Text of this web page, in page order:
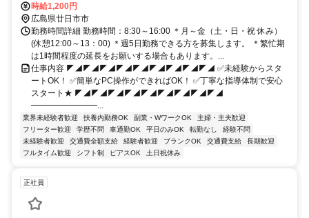
時給1,200円
広島県廿日市市
勤務時間詳細 勤務時間：8:30～16:00 ＊月～金（土・日・祝 休み）
(休憩12:00～13：00) ＊週5日勤務できる方を募集します。 ＊繁忙期
は1時間程度の延長をお願いする場合もあります。...
仕事内容 ◤◢◤◢◤◢◤◢◤◢◤◢◤◢◤◢◤◢ ✅未経験からスタ
ートOK！ ✅簡単なPC操作ができればOK！ ✅丁寧な指導体制で安心
スタート★ ◤◢◤◢◤◢◤◢◤◢◤◢◤◢◤◢◤◢
━━━━━━━━...
業界未経験者歓迎 扶養内勤務OK 副業・WワークOK
主婦・主夫歓迎
フリーター歓迎
学歴不問 車通勤OK 平日のみOK 転勤なし
経験不問
未経験者歓迎
交通費全額支給 経験者歓迎 ブランクOK 交通費支給
長期歓迎
フルタイム歓迎
シフト制 ピアスOK 土日祝休み
正社員